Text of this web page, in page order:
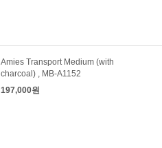
Amies Transport Medium (with
charcoal) , MB-A1152
197,000원